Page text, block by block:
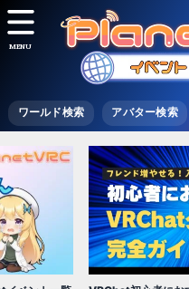
ワールド検索 アバター検索
MENU